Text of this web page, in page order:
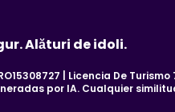
Alături de idoli.
| Licencia De Turismo
por IA. Cualquier